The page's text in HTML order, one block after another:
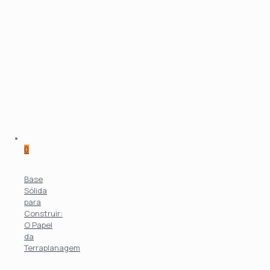
0
Base
Sólida
para
Construir:
O Papel
da
Terraplanagem